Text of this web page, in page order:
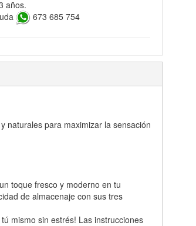
años.
673 685 754
naturales para maximizar la sensación
toque fresco y moderno en tu
de almacenaje con sus tres
mismo sin estrés! Las instrucciones